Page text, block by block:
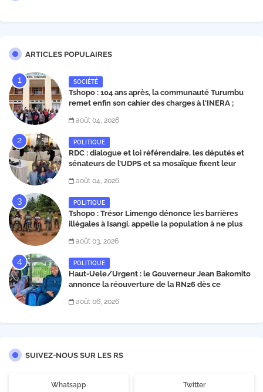
ARTICLES POPULAIRES
SOCIÉTÉ
Tshopo : 104 ans après, la communauté Turumbu
remet enfin son cahier des charges à l'INERA ;
août 04, 2026
POLITIQUE
RDC : dialogue et loi référendaire, les députés et
sénateurs de l’UDPS et sa mosaïque fixent leur
Matata
août 04, 2026
POLITIQUE
Tshopo : Trésor Limengo dénonce les barrières
illégales à Isangi, appelle la population à ne plus
août 03, 2026
POLITIQUE
Haut-Uele/Urgent : le Gouverneur Jean Bakomito
annonce la réouverture de la RN26 dès ce
août 06, 2026
SUIVEZ-NOUS SUR LES RS
Whatsapp Twitter